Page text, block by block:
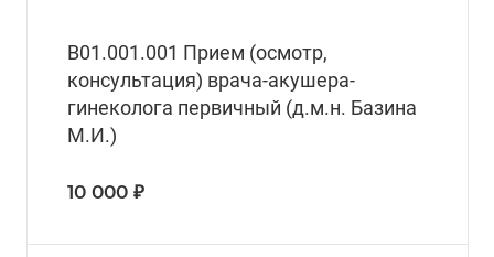
В01.001.001 Прием (осмотр,
консультация) врача-акушера-
гинеколога первичный (д.м.н. Базина
М.И.)
10 000 ₽